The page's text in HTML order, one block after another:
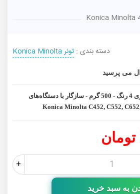
Konica Minolta
دسته بندی : تونر Konica Minolta
می پرسید
تونر شارژ کونیکا مینولتا سری 4 رنگ - 500 گرم - سازگار با دستگاه‌های
Konica Minolta C452, C552,
+
به سبد خرید